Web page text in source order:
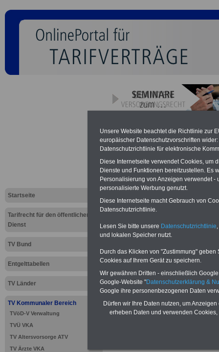
Startseite
Tarifrecht für den öffentlichen
Dienst
TV Bund
Entgelttabellen
TV Länder
TV Kommunaler Bereich
TVöD-V Verwaltung
TVÜ VKA
TV Altersvorsorge ATV
TV Ärzte VKA
TVöD-K
28
Neu aufgelegt: Oktober
zur
Unsere Website beachtet die Richtlinie zur
europäischer Datenschutzvorschriften
Datenschutzrichtlinie für elektronische
Diese Internetseite verwendet Cookies, um
Dienste und Funktionen bereitzustellen. Es
Personalisierung von Anzeigen verwendet
personalisierte Werbung genutzt.
Diese Internetseite macht Gebrauch von
Datenschutzrichtlinie.
Lesen Sie bitte unsere Datenschutzrichtlinie
und lokalen Speicher nutzt.
Durch das Klicken von "Zustimmung"
Cookies auf Ihrem Gerät zu speichern.
Wir gewähren Dritten - einschließlich
Google-Website "Datenschutzerklärung &
Google ihre personenbezogenen Daten
Dürfen wir Ihre Daten nutzen, um
erheben Daten und verwenden